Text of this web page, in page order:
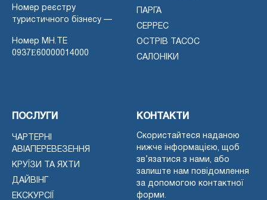
Номер реєстру
туристичного бізнесу —
Номер MH.TE
0937Ε60000014000
ПАРГА
СЕРРЕС
ОСТРІВ ТАСОС
САЛОНІКИ
ПОСЛУГИ
ЧАРТЕРНІ
АВІАПЕРЕВЕЗЕННЯ
КРУЇЗИ ТА ЯХТИ
ДАЙВІНГ
ЕКСКУРСІЇ
КОНТАКТИ
Скористайтеся наданою
нижче інформацією, щоб
зв’язатися з нами, або
залиште нам повідомлення
за допомогою контактної
форми.